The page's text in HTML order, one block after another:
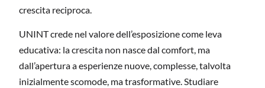
crescita reciproca.
UNINT crede nel valore dell’esposizione come leva
educativa: la crescita non nasce dal comfort, ma
dall’apertura a esperienze nuove, complesse, talvolta
inizialmente scomode, ma trasformative. Studiare